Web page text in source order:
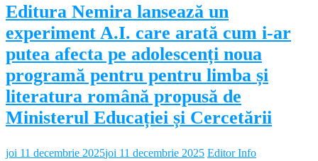
Editura Nemira lansează un
experiment A.I. care arată cum i-ar
putea afecta pe adolescenți noua
programă pentru pentru limba și
literatura română propusă de
Ministerul Educației și Cercetării
joi 11 decembrie 2025joi 11 decembrie 2025 Editor Info